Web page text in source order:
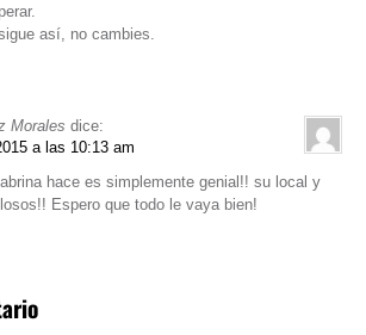
así, no cambies.
Morales dice:
a las 10:13 am
hace es simplemente genial!! su local y
Espero que todo le vaya bien!